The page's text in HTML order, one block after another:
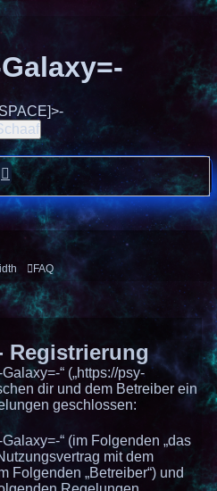
Erweiterte
Suche
FAQ
Registrierung
“ („https://psy-
dir und dem Betreiber ein
geschlossen:
“ (im Folgenden „das
mit dem
Folgenden „Betreiber“) und